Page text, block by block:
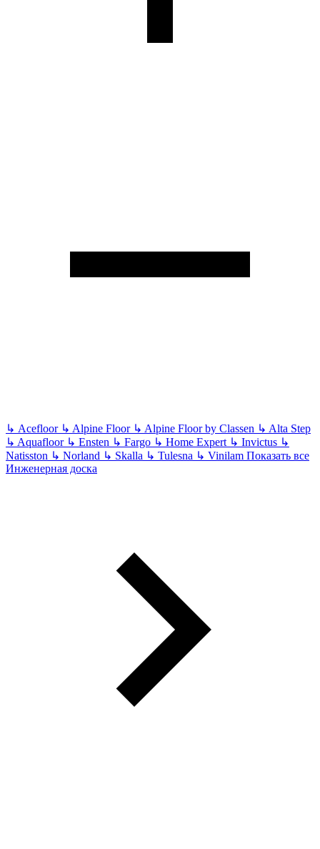
↳ Acefloor ↳ Alpine Floor ↳ Alpine Floor by Classen ↳ Alta Step
↳ Aquafloor ↳ Ensten ↳ Fargo ↳ Home Expert ↳ Invictus ↳
Natisston ↳ Norland ↳ Skalla ↳ Tulesna ↳ Vinilam Показать все
Инженерная доска